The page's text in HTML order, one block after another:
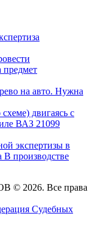
предмет
на авто. Нужна
двигаясь с
ВАЗ 21099
экспертизы в
В производстве
2026. Все права
Судебных